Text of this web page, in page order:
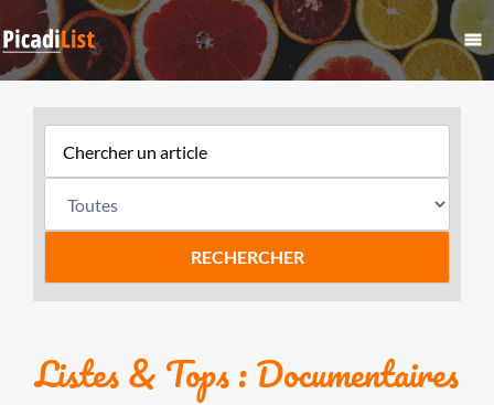
Listes & Tops : Documentaires